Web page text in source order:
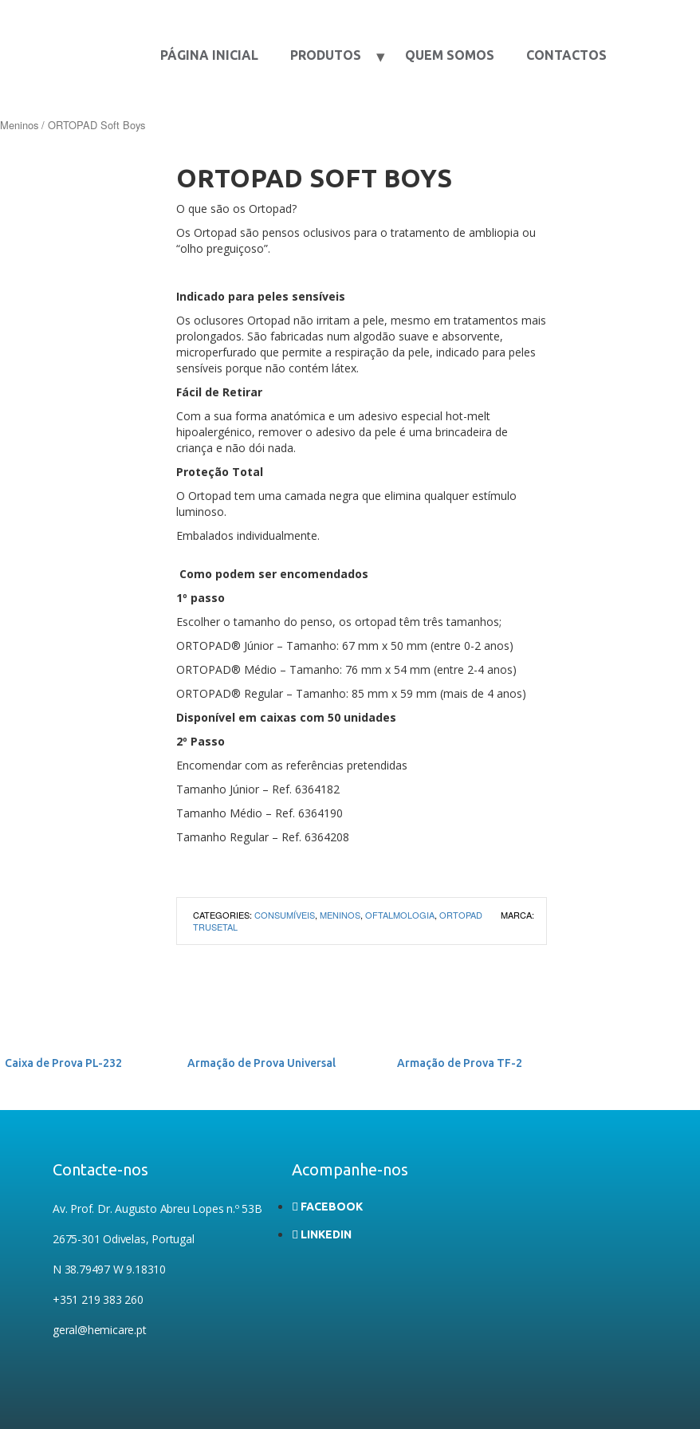
PÁGINA INICIAL PRODUTOS QUEM SOMOS CONTACTOS
Meninos / ORTOPAD Soft Boys
ORTOPAD SOFT BOYS
O que são os Ortopad?
Os Ortopad são pensos oclusivos para o tratamento de ambliopia ou
“olho preguiçoso”.
Indicado para peles sensíveis
Os oclusores Ortopad não irritam a pele, mesmo em tratamentos mais
prolongados. São fabricadas num algodão suave e absorvente,
microperfurado que permite a respiração da pele, indicado para peles
sensíveis porque não contém látex.
Fácil de Retirar
Com a sua forma anatómica e um adesivo especial hot-melt
hipoalergénico, remover o adesivo da pele é uma brincadeira de
criança e não dói nada.
Proteção Total
O Ortopad tem uma camada negra que elimina qualquer estímulo
luminoso.
Embalados individualmente.
Como podem ser encomendados
1º passo
Escolher o tamanho do penso, os ortopad têm três tamanhos;
ORTOPAD® Júnior – Tamanho: 67 mm x 50 mm (entre 0-2 anos)
ORTOPAD® Médio – Tamanho: 76 mm x 54 mm (entre 2-4 anos)
ORTOPAD® Regular – Tamanho: 85 mm x 59 mm (mais de 4 anos)
Disponível em caixas com 50 unidades
2º Passo
Encomendar com as referências pretendidas
Tamanho Júnior – Ref. 6364182
Tamanho Médio – Ref. 6364190
Tamanho Regular – Ref. 6364208
CATEGORIES: CONSUMÍVEIS, MENINOS, OFTALMOLOGIA, ORTOPAD
MARCA:
TRUSETAL
Caixa de Prova PL-232 Armação de Prova Universal Armação de Prova TF-2
Contacte-nos
Av. Prof. Dr. Augusto Abreu Lopes n.º 53B
2675-301 Odivelas, Portugal
N 38.79497 W 9.18310
+351 219 383 260
geral@hemicare.pt
Acompanhe-nos
FACEBOOK
LINKEDIN